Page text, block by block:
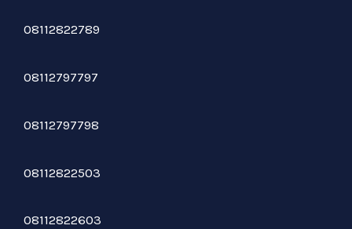
08112822789
08112797797
08112797798
08112822503
08112822603